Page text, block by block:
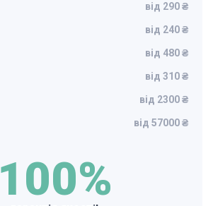
від 290 ₴
від 240 ₴
від 480 ₴
від 310 ₴
від 2300 ₴
від 57000 ₴
100%